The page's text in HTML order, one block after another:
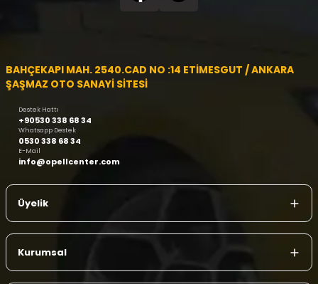
BAHÇEKAPI MAH. 2540.CAD NO :14 ETİMESGUT / ANKARA
ŞAŞMAZ OTO SANAYİ SİTESİ
Destek Hattı
+90530 338 68 34
Whatsapp Destek
0530 338 68 34
E-Mail
info@opellcenter.com
Üyelik
Kurumsal